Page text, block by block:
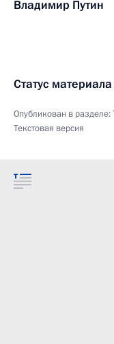
Владимир Путин
Статус материала
Опубликован в разделе:
Текстовая версия